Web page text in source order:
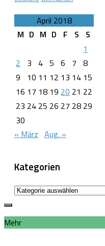
April 2018
M D M D F S
S
1
2
3 4 5 6 7 8
9
10 11 12 13 14 15
16 17 18 19 20 21 22
23 24 25 26 27 28 29
30
« März Aug. »
Kategorien
Kategorien
Mehr